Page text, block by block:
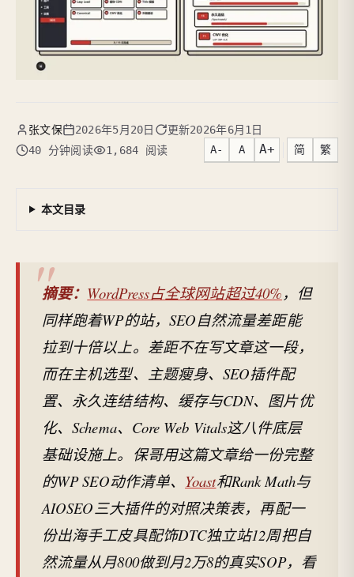
张文保 2026年5月20日 更新2026年6月1日
40 分钟阅读
1,684 阅读 A- A A+ 简 繁
本文目录
摘要： WordPress占全球网站超过40% ，但
同样跑着WP的站，SEO自然流量差距能
拉到十倍以上。差距不在写文章这一段，
而在主机选型、主题瘦身、SEO插件配
置、永久连结结构、缓存与CDN、图片优
化、Schema、Core Web Vitals这八件底层
基础设施上。保哥用这篇文章给一份完整
的WP SEO动作清单、 Yoast和Rank Math与
AIOSEO三大插件的对照决策表，再配一
份出海手工皮具配饰DTC独立站12周把自
然流量从月800做到月2万8的真实SOP，看